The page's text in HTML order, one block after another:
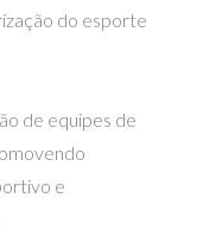
do esporte
de equipes de
e